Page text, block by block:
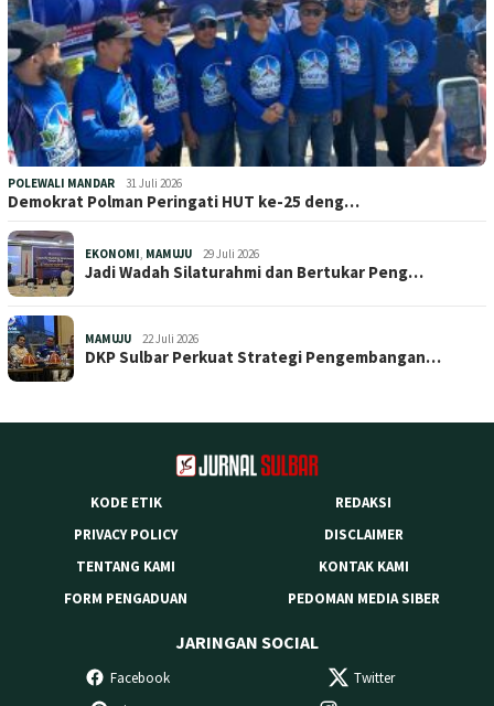
POLEWALI MANDAR 31 Juli 2026
Demokrat Polman Peringati HUT ke-25 deng…
EKONOMI, MAMUJU 29 Juli 2026
Jadi Wadah Silaturahmi dan Bertukar Peng…
MAMUJU 22 Juli 2026
DKP Sulbar Perkuat Strategi Pengembangan…
KODE ETIK
REDAKSI
PRIVACY POLICY
DISCLAIMER
TENTANG KAMI
KONTAK KAMI
FORM PENGADUAN
PEDOMAN MEDIA SIBER
JARINGAN SOCIAL
Facebook
Twitter